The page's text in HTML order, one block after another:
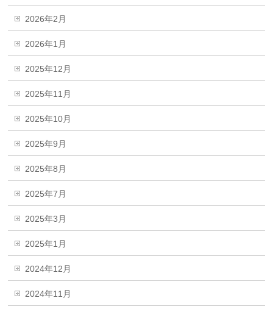
2026年2月
2026年1月
2025年12月
2025年11月
2025年10月
2025年9月
2025年8月
2025年7月
2025年3月
2025年1月
2024年12月
2024年11月